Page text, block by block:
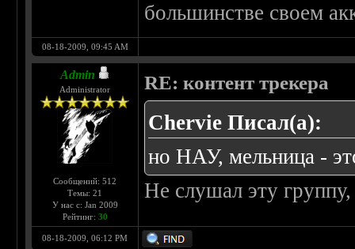
большинстве своем
08-18-2009, 09:45 AM
Admin
Administrator
Сообщений: 512
Темы: 21
У нас с: Jan 2009
Рейтинг: 30
RE: контент трекера
Chervie Писал(а):
но НАУ, мельница -
Не слушал эту группу,
08-18-2009, 06:12 PM